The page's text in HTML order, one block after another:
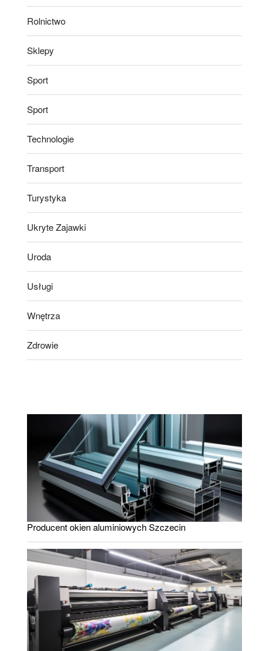
Rolnictwo
Sklepy
Sport
Sport
Technologie
Transport
Turystyka
Ukryte Zajawki
Uroda
Usługi
Wnętrza
Zdrowie
Producent okien aluminiowych Szczecin